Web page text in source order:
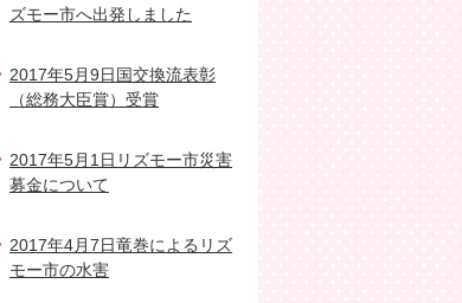
ズモー市へ出発しました
2017年5月9日国交換流表彰
（総務大臣賞）受賞
2017年5月1日リズモー市災害
募金について
2017年4月7日竜巻によるリズ
モー市の水害